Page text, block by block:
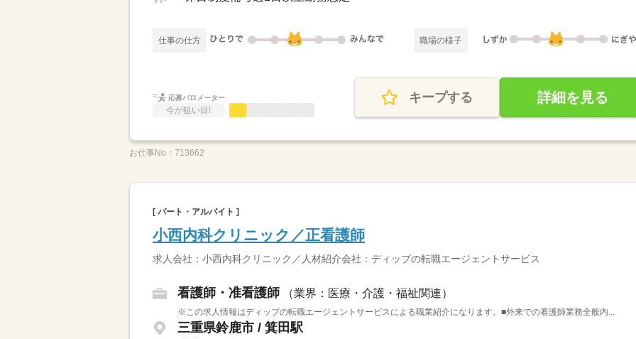
仕事の仕方 職場の様子
応募バロメーター
今が狙い目!
キープする 詳細を見る
お仕事No： 713662
[ パート・アルバイト ]
小西内科クリニック／正看護師
求人会社：小西内科クリニック／人材紹介会社：ディップの転職エージェントサービス
看護師・准看護師 （業界：医療・介護・福祉関連）
※この求人情報はディップの転職エージェントサービスによる職業紹介になります。■外来での看護師業務全般内...
三重県鈴鹿市 / 箕田駅